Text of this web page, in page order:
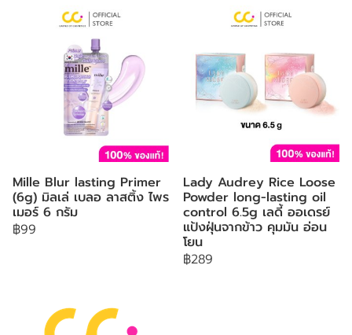
Mille Blur lasting Primer
(6g) มิลเล่ เบลอ ลาสติ้ง ไพร
เมอร์ 6 กรัม
฿99
Lady Audrey Rice Loose
Powder long-lasting oil
control 6.5g เลดี้ ออเดรย์
แป้งฝุ่นจากข้าว คุมมัน อ่อน
โยน
฿289